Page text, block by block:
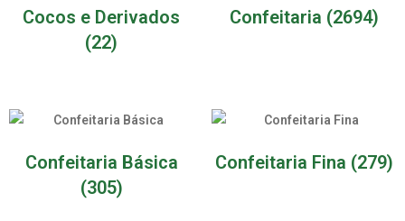
Cocos e Derivados
(22)
Confeitaria (2694)
Confeitaria Básica
(305)
Confeitaria Fina (279)